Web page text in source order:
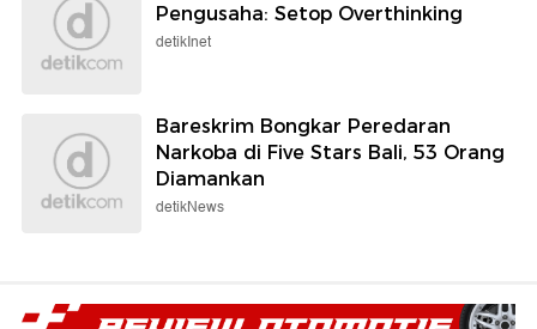
Pengusaha: Setop Overthinking
detikInet
Bareskrim Bongkar Peredaran
Narkoba di Five Stars Bali, 53 Orang
Diamankan
detikNews